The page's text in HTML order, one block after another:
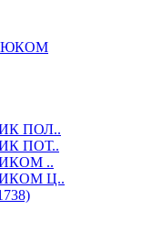
ПОЛ..
ПОТ..
..
Ц..